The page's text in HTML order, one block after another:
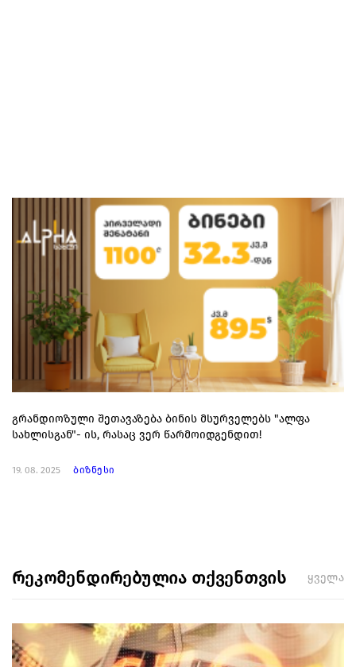
გრანდიოზული შეთავაზება ბინის მსურველებს "ალფა
სახლისგან"- ის, რასაც ვერ წარმოიდგენდით!
19. 08. 2025 ბიზნესი
რეკომენდირებულია თქვენთვის ყველა